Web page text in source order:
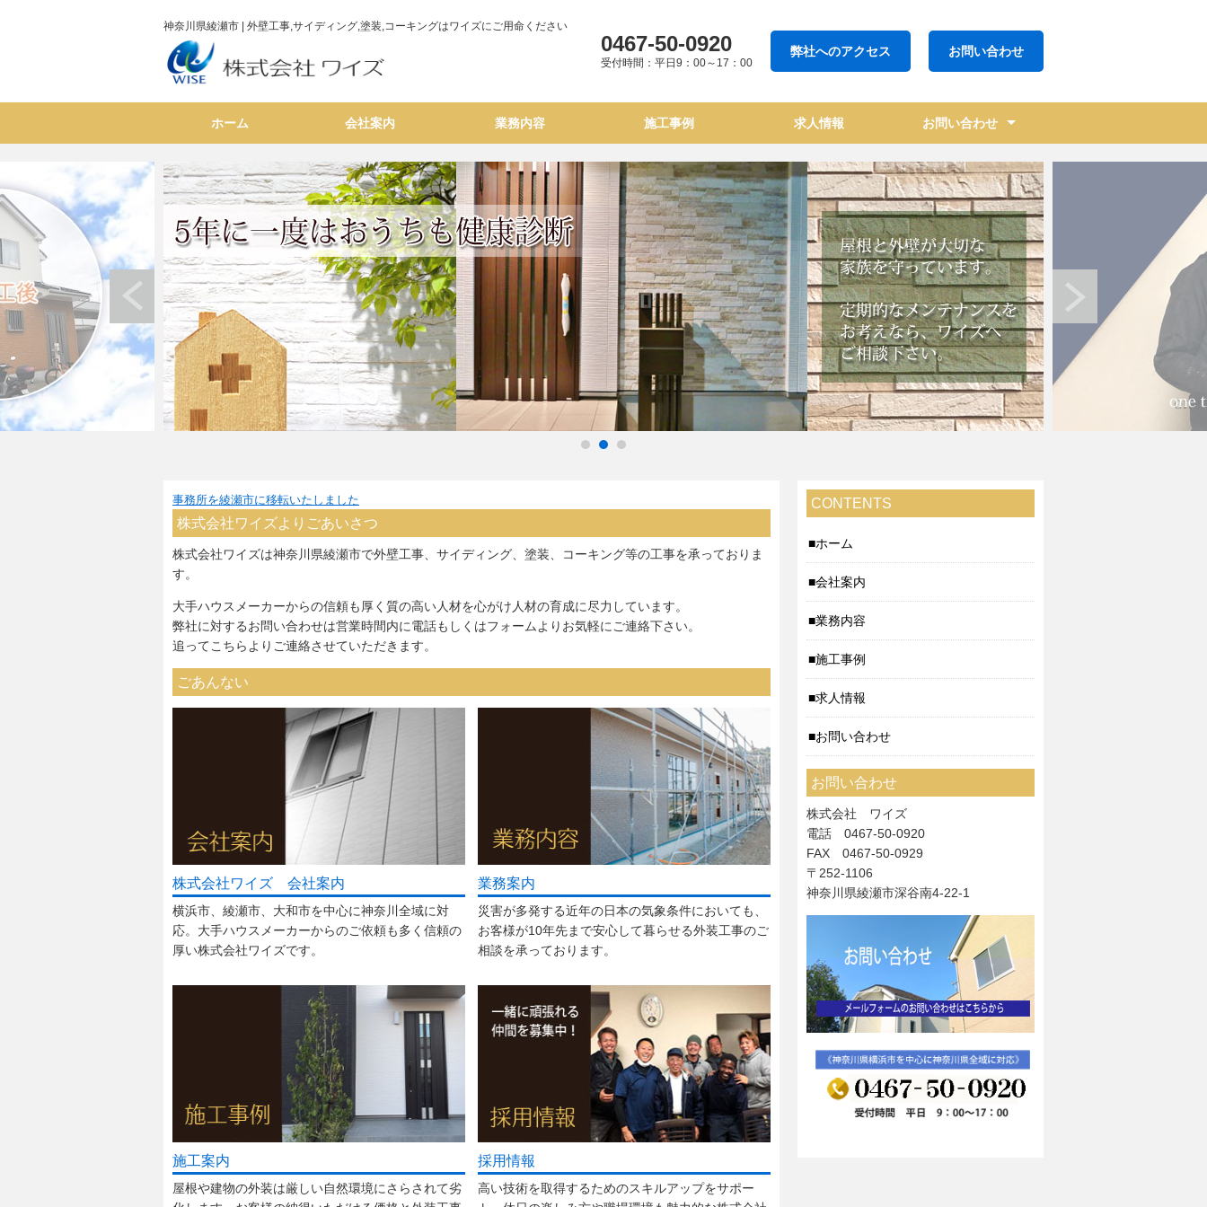
神奈川県綾瀬市 | 外壁工事,サイディング,塗装,コーキングはワイズにご用命ください
0467-50-0920
受付時間：平日9：00～17：00
弊社へのアクセス お問い合わせ
ホーム 会社案内 業務内容 施工事例 求人情報 お問い合わせ
アクセス
事務所を綾瀬市に移転いたしました
株式会社ワイズよりごあいさつ
株式会社ワイズは神奈川県綾瀬市で外壁工事、サイディング、塗装、コーキング等の工事を承っておりま
す。
大手ハウスメーカーからの信頼も厚く質の高い人材を心がけ人材の育成に尽力しています。
弊社に対するお問い合わせは営業時間内に電話もしくはフォームよりお気軽にご連絡下さい。
追ってこちらよりご連絡させていただきます。
ごあんない
株式会社ワイズ 会社案内
横浜市、綾瀬市、大和市を中心に神奈川全域に対
応。大手ハウスメーカーからのご依頼も多く信頼の
厚い株式会社ワイズです。
業務案内
災害が多発する近年の日本の気象条件においても、
お客様が10年先まで安心して暮らせる外装工事のご
相談を承っております。
施工案内
屋根や建物の外装は厳しい自然環境にさらされて劣
採用情報
高い技術を取得するためのスキルアップをサポー
CONTENTS
ホーム
会社案内
業務内容
施工事例
求人情報
お問い合わせ
お問い合わせ
株式会社 ワイズ
電話 0467-50-0920
FAX 0467-50-0929
〒252-1106
神奈川県綾瀬市深谷南4-22-1